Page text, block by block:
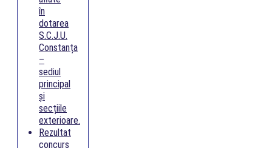
în
dotarea
S.C.J.U.
Constanța
–
sediul
principal
și
secțiile
exterioare.
Rezultat
concurs